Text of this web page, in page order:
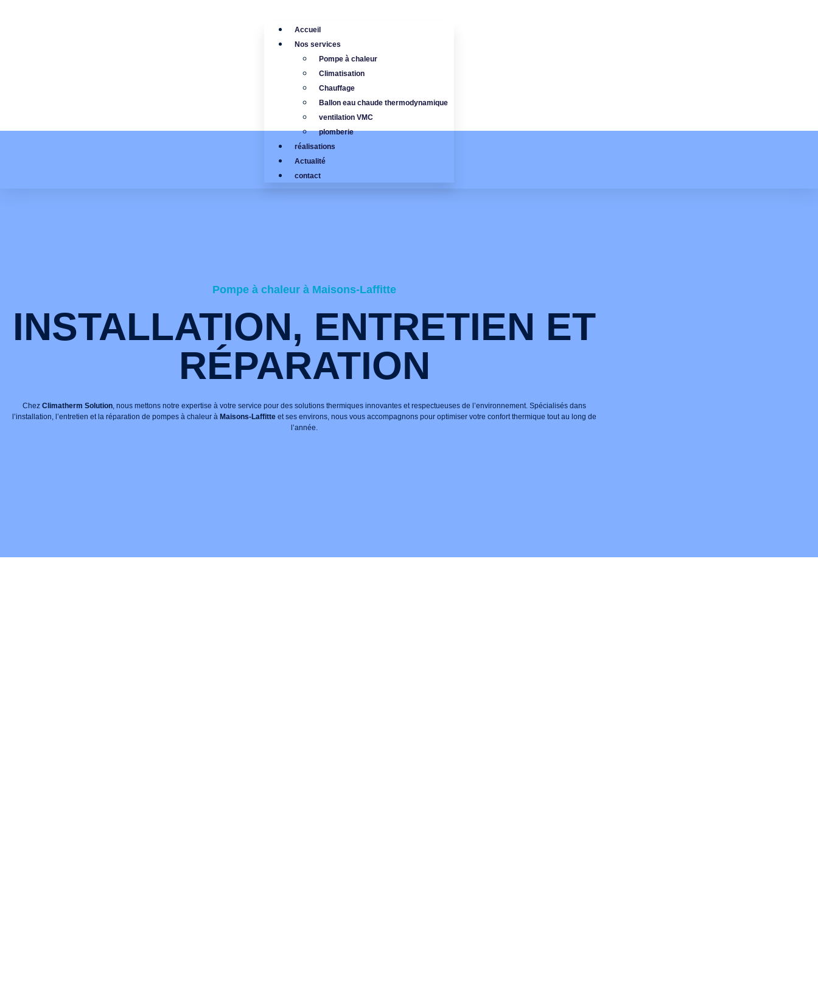
Accueil
Nos services
Pompe à chaleur
Climatisation
Chauffage
Ballon eau chaude thermodynamique
ventilation VMC
plomberie
réalisations
Actualité
contact
Pompe à chaleur à Maisons-Laffitte
INSTALLATION, ENTRETIEN ET
RÉPARATION
Chez Climatherm Solution, nous mettons notre expertise à votre service pour des solutions thermiques innovantes et respectueuses de l’environnement. Spécialisés dans
l’installation, l’entretien et la réparation de pompes à chaleur à Maisons-Laffitte et ses environs, nous vous accompagnons pour optimiser votre confort thermique tout au long de
l’année.